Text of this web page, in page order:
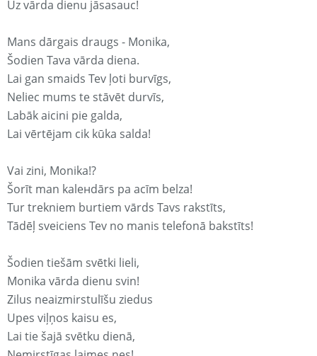
Uz vārda dienu jāsasauc!
Mans dārgais draugs - Monika,
Šodien Tava vārda diena.
Lai gan smaids Tev ļoti burvīgs,
Neliec mums te stāvēt durvīs,
Labāk aicini pie galda,
Lai vērtējam cik kūka salda!
Vai zini, Monika!?
Šorīt man kaleнdārs pa acīm belza!
Tur trekniem burtiem vārds Tavs rakstīts,
Tādēļ sveiciens Tev no manis telefonā bakstīts!
Šodien tiešām svētki lieli,
Monika vārda dienu svin!
Zilus neaizmirstulīšu ziedus
Upes viļņos kaisu es,
Lai tie šajā svētku dienā,